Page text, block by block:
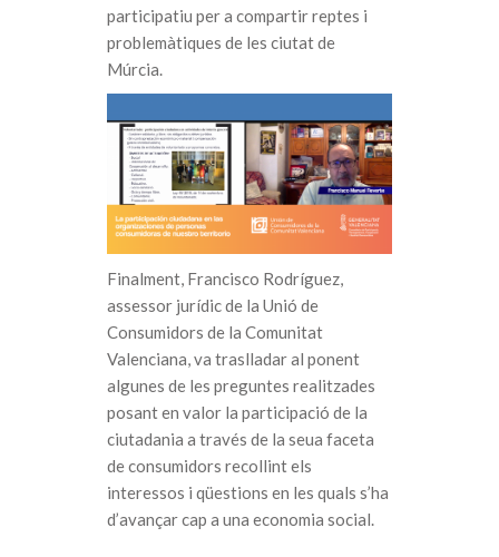
participatiu per a compartir reptes i
problemàtiques de les ciutat de
Múrcia.
Finalment, Francisco Rodríguez,
assessor jurídic de la Unió de
Consumidors de la Comunitat
Valenciana, va traslladar al ponent
algunes de les preguntes realitzades
posant en valor la participació de la
ciutadania a través de la seua faceta
de consumidors recollint els
interessos i qüestions en les quals s’ha
d’avançar cap a una economia social.